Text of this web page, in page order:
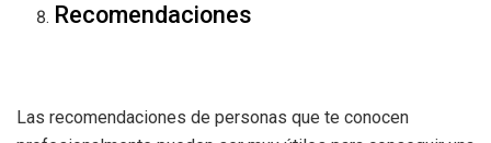
Recomendaciones
Las recomendaciones de personas que te conocen